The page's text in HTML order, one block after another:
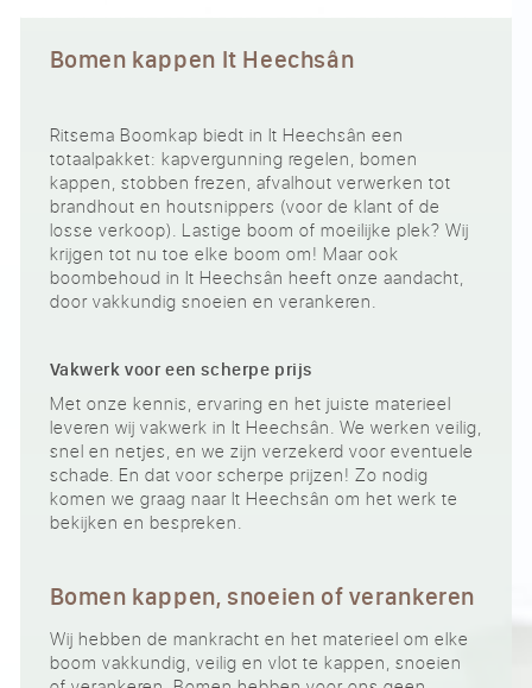
Bomen kappen It Heechsân
Ritsema Boomkap biedt in It Heechsân een
totaalpakket: kapvergunning regelen, bomen
kappen, stobben frezen, afvalhout verwerken tot
brandhout en houtsnippers (voor de klant of de
losse verkoop). Lastige boom of moeilijke plek? Wij
krijgen tot nu toe elke boom om! Maar ook
boombehoud in It Heechsân heeft onze aandacht,
door vakkundig snoeien en verankeren.
Vakwerk voor een scherpe prijs
Met onze kennis, ervaring en het juiste materieel
leveren wij vakwerk in It Heechsân. We werken veilig,
snel en netjes, en we zijn verzekerd voor eventuele
schade. En dat voor scherpe prijzen! Zo nodig
komen we graag naar It Heechsân om het werk te
bekijken en bespreken.
Bomen kappen, snoeien of verankeren
Wij hebben de mankracht en het materieel om elke
boom vakkundig, veilig en vlot te kappen, snoeien